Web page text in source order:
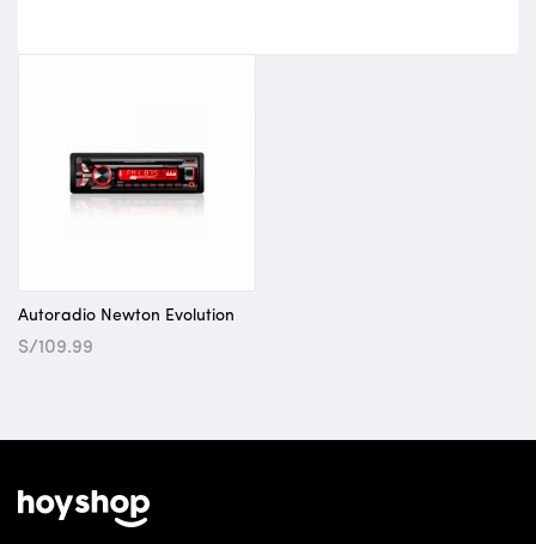
Autoradio Newton Evolution
S/109.99